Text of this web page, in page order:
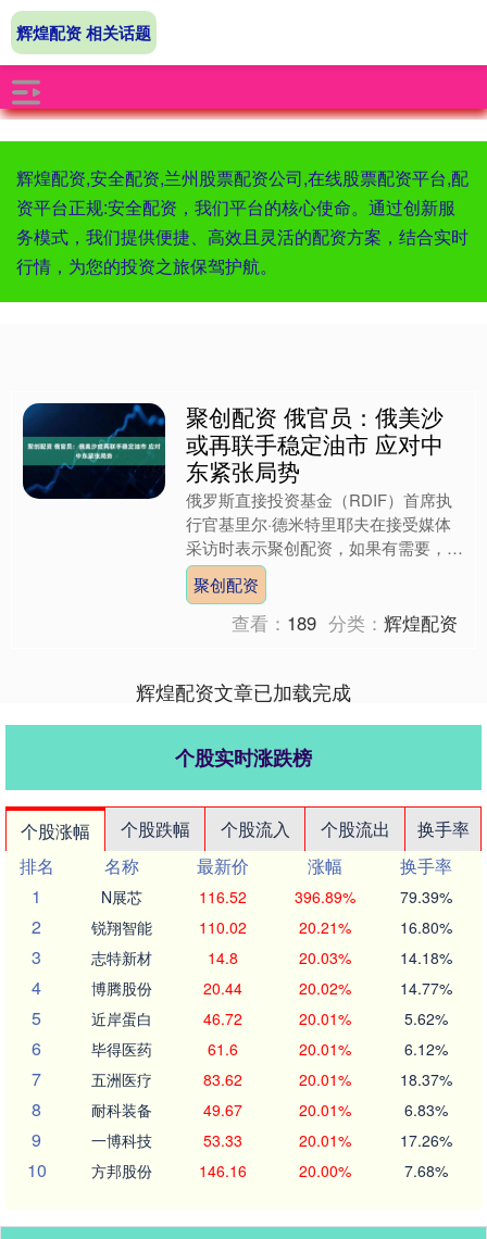
辉煌配资,安全配资,兰州股票配资公司,在线股票配资平台,配
资平台正规:安全配资，我们平台的核心使命。通过创新服
务模式，我们提供便捷、高效且灵活的配资方案，结合实时
行情，为您的投资之旅保驾护航。
辉煌配资 相关话题
聚创配资 俄官员：俄美沙
或再联手稳定油市 应对中
东紧张局势
俄罗斯直接投资基金（RDIF）首席执
行官基里尔·德米特里耶夫在接受媒体
采访时表示聚创配资，如果有需要，俄
罗斯、美国和沙特阿拉伯可能会联手采
取行动，以稳定石油市场....
聚创配资
查看： 189 分类：辉煌配资
辉煌配资文章已加载完成
个股实时涨跌榜
个股涨幅 个股跌幅 个股流入 个股流出
换手率
排名
名称 最新价 涨幅
换手率
1
N展芯 116.52 396.89% 79.39%
2 锐翔智能 110.02 20.21% 16.80%
3 志特新材 14.8 20.03% 14.18%
4 博腾股份 20.44 20.02% 14.77%
5 近岸蛋白 46.72 20.01% 5.62%
6 毕得医药 61.6 20.01% 6.12%
7 五洲医疗 83.62 20.01% 18.37%
8 耐科装备 49.67 20.01% 6.83%
9 一博科技 53.33 20.01% 17.26%
10 方邦股份 146.16 20.00% 7.68%